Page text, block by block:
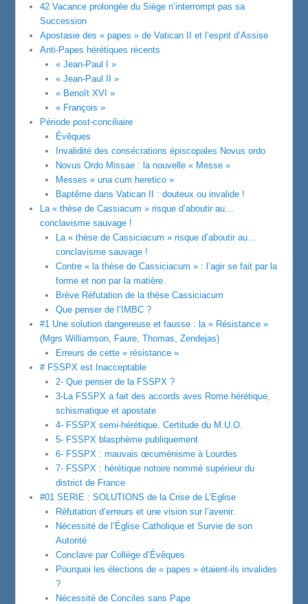
42 Vacance prolongée du Siège n’interrompt pas sa
Succession
Apostasie des « papes » de Vatican II et l’esprit d’Assise
Anti-Papes hérétiques récents
« Jean-Paul I »
« Jean-Paul II »
« Benoît XVI »
« François »
Période post-conciliaire
Évêques
Invalidité des consécrations épiscopales Novus ordo
Novus Ordo Missae : la nouvelle « Messe »
Messes « una cum heretico »
Baptême dans Vatican II : douteux ou invalide !
La « thèse de Cassiacum » risque d’aboutir au…
conclavisme sauvage !
La « thèse de Cassiciacum » risque d’aboutir au…
conclavisme sauvage !
Contre « la thèse de Cassiciacum » : l’agir se fait par la
forme et non par la matière.
Brève Réfutation de la thèse Cassiciacum
Que penser de l’IMBC ?
#1 Une solution dangereuse et fausse : la « Résistance »
(Mgrs Williamson, Faure, Thomas, Zendejas)
Erreurs de cette « résistance »
# FSSPX est Inacceptable
2- Que penser de la FSSPX ?
3-La FSSPX a fait des accords aves Rome hérétique,
schismatique et apostate
4- FSSPX semi-hérétique. Certitude du M.U.O.
5- FSSPX blasphème publiquement
6- FSSPX : mauvais œcuménisme à Lourdes
7- FSSPX : hérétique notoire nommé supérieur du
district de France
#01 SERIE : SOLUTIONS de la Crise de L’Eglise
Réfutation d’erreurs et une vision sur l’avenir.
Nécessité de l’Église Catholique et Survie de son
Autorité
Conclave par Collège d’Évêques
Pourquoi les élections de « papes » étaient-ils invalides
?
Nécessité de Conciles sans Pape